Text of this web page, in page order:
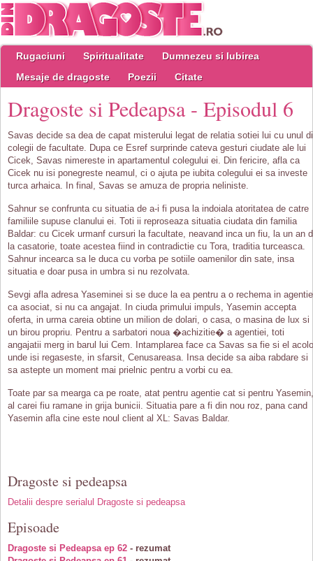
Rugaciuni Spiritualitate
Dumnezeu si Iubirea
Mesaje de dragoste
Poezii Citate
Dragoste si Pedeapsa - Episodul 6
Savas decide sa dea de capat misterului legat de relatia sotiei lui cu unul
colegii de facultate. Dupa ce Esref surprinde cateva gesturi ciudate ale lui
Cicek, Savas nimereste in apartamentul colegului ei. Din fericire, afla ca
Cicek nu isi ponegreste neamul, ci o ajuta pe iubita colegului ei sa investe
turca arhaica. In final, Savas se amuza de propria neliniste.
Sahnur se confrunta cu situatia de a-i fi pusa la indoiala atoritatea de catre
familiile supuse clanului ei. Toti ii reproseaza situatia ciudata din familia
Baldar: cu Cicek urmanf cursuri la facultate, neavand inca un fiu, la un an
la casatorie, toate acestea fiind in contradictie cu Tora, traditia turceasca.
Sahnur incearca sa le duca cu vorba pe sotiile oamenilor din sate, insa
situatia e doar pusa in umbra si nu rezolvata.
Sevgi afla adresa Yaseminei si se duce la ea pentru a o rechema in agentie
ca asociat, si nu ca angajat. In ciuda primului impuls, Yasemin accepta
oferta, in urma careia obtine un milion de dolari, o casa, o masina de lux si
un birou propriu. Pentru a sarbatori noua �achizitie� a agentiei, toti
angajatii merg in barul lui Cem. Intamplarea face ca Savas sa fie si el
unde isi regaseste, in sfarsit, Cenusareasa. Insa decide sa aiba rabdare si
sa astepte un moment mai prielnic pentru a vorbi cu ea.
Toate par sa mearga ca pe roate, atat pentru agentie cat si pentru Yasemin,
al carei fiu ramane in grija bunicii. Situatia pare a fi din nou roz, pana cand
Yasemin afla cine este noul client al XL: Savas Baldar.
Dragoste si pedeapsa
Detalii despre serialul Dragoste si pedeapsa
Episoade
Dragoste si Pedeapsa ep 62 - rezumat